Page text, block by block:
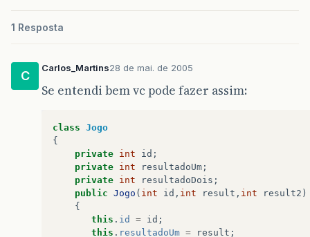
1 Resposta
C
Carlos_Martins28 de mai. de 2005
Se entendi bem vc pode fazer assim:
class Jogo
{
private int id ;
private int resultadoUm ;
private int resultadoDois ;
public Jogo ( int id , int result , int result2 )
{
this . id = id ;
this . resultadoUm = result ;